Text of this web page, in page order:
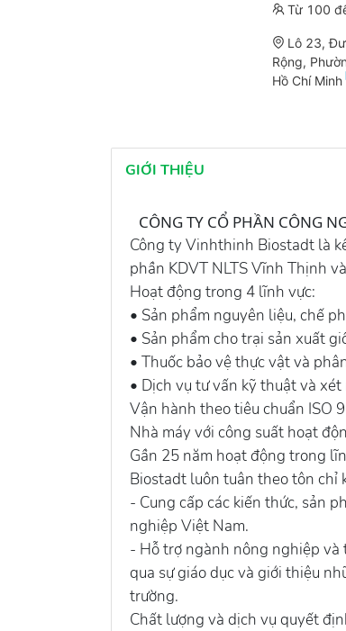
Từ 100
Lô 23,
Rộng,
Hồ Chí Minh
GIỚI THIỆU
CÔNG TY CỔ PHẦN CÔNG
Công ty Vinhthinh Biostadt là
phần KDVT NLTS Vĩnh Thịnh
Hoạt động trong 4 lĩnh vực:
• Sản phẩm nguyên liệu, chế
• Sản phẩm cho trại sản xuất
• Thuốc bảo vệ thực vật và
• Dịch vụ tư vấn kỹ thuật và
Vận hành theo tiêu chuẩn ISO
Nhà máy với công suất hoạt
Gần 25 năm hoạt động trong
Biostadt luôn tuân theo tôn chỉ
- Cung cấp các kiến thức, sản
nghiệp Việt Nam.
- Hỗ trợ ngành nông nghiệp
qua sự giáo dục và giới thiệu
trường.
Chất lượng và dịch vụ quyết